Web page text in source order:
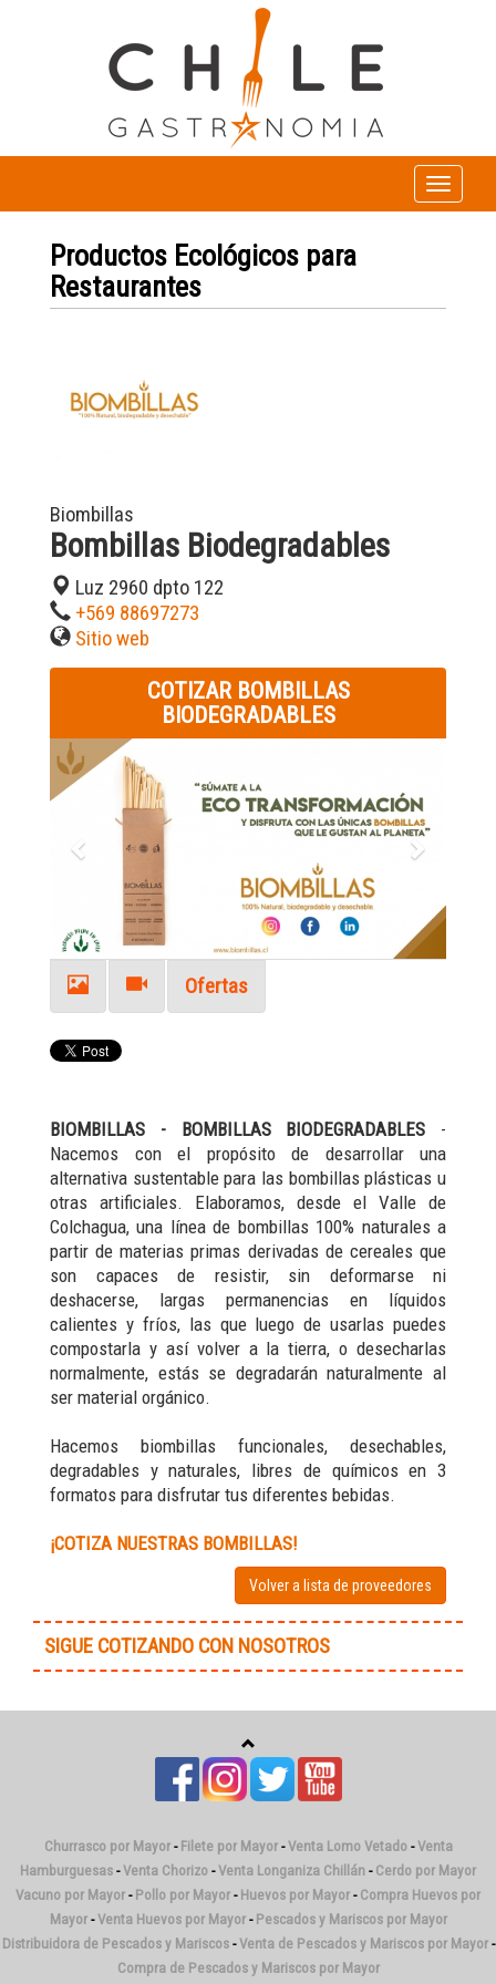
Toggle
navigation
Productos Ecológicos para
Restaurantes
Biombillas
Bombillas Biodegradables
Luz 2960 dpto 122
+569 88697273
Sitio web
COTIZAR BOMBILLAS
BIODEGRADABLES
Previous
Ofertas
BIOMBILLAS - BOMBILLAS BIODEGRADABLES -
Nacemos con el propósito de desarrollar una
alternativa sustentable para las bombillas plásticas u
otras artificiales. Elaboramos, desde el Valle de
Colchagua, una línea de bombillas 100% naturales a
partir de materias primas derivadas de cereales que
son capaces de resistir, sin deformarse ni
deshacerse, largas permanencias en líquidos
calientes y fríos, las que luego de usarlas puedes
compostarla y así volver a la tierra, o desecharlas
normalmente, estás se degradarán naturalmente al
ser material orgánico.
Hacemos biombillas funcionales, desechables,
degradables y naturales, libres de químicos en 3
formatos para disfrutar tus diferentes bebidas.
¡COTIZA NUESTRAS BOMBILLAS!
Volver a lista de proveedores
SIGUE COTIZANDO CON NOSOTROS
Churrasco por Mayor- Filete por Mayor-Venta Lomo Vetado-Venta
Hamburguesas -Venta Chorizo -Venta Longaniza Chillán - Cerdo por Mayor
Vacuno por Mayor - Pollo por Mayor - Huevos por Mayor - Compra Huevos por
Mayor-Venta Huevos por Mayor- Pescados y Mariscos por Mayor
Distribuidora de Pescados y Mariscos-Venta de Pescados y Mariscos por Mayor-
Compra de Pescados y Mariscos por Mayor